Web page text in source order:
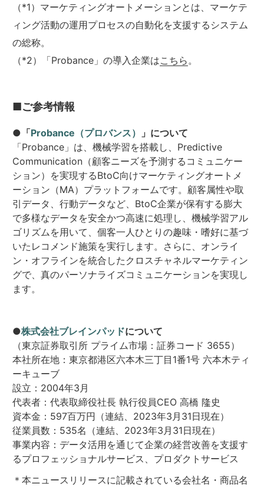
（*1）マーケティングオートメーションとは、マーケテ
ィング活動の運用プロセスの自動化を支援するシステム
の総称。
（*2）「Probance」の導入企業はこちら 。
■ご参考情報
●「Probance（プロバンス）
」について
「Probance」は、機械学習を搭載し、Predictive
Communication（顧客ニーズを予測するコミュニケー
ション）を実現するBtoC向けマーケティングオートメ
ーション（MA）プラットフォームです。顧客属性や取
引データ、行動データなど、BtoC企業が保有する膨大
で多様なデータを安全かつ高速に処理し、機械学習アル
ゴリズムを用いて、個客一人ひとりの趣味・嗜好に基づ
いたレコメンド施策を実行します。さらに、オンライ
ン・オフラインを統合したクロスチャネルマーケティン
グで、真のパーソナライズコミュニケーションを実現し
ます。
●株式会社ブレインパッドについて
（東京証券取引所 プライム市場：証券コード 3655）
本社所在地：東京都港区六本木三丁目1番1号 六本木ティ
ーキューブ
設立：2004年3月
代表者：代表取締役社長 執行役員CEO 高橋 隆史
資本金：597百万円（連結、2023年3月31日現在）
従業員数：535名（連結、2023年3月31日現在）
事業内容：データ活用を通じて企業の経営改善を支援す
るプロフェッショナルサービス、プロダクトサービス
＊本ニュースリリースに記載されている会社名・商品名